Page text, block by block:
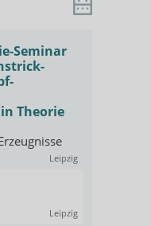
Seminar
Theorie
Leipzig
Leipzig